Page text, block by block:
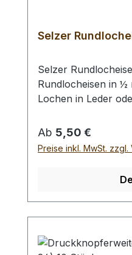
Selzer
Selzer
Rundlocheisen in
Lochen in Leder
Unterlage und einen
Hammer zum
Stahlhammer;
erhalten Sie 1
gewählten Größe.
Regulärer Preis:
Ab 5,50 €
Preise inkl. MwSt.